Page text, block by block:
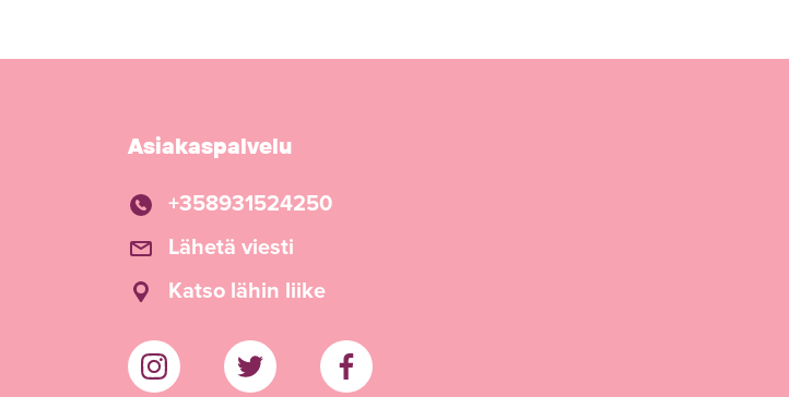
Asiakaspalvelu
+358931524250
Lähetä viesti
Katso lähin liike